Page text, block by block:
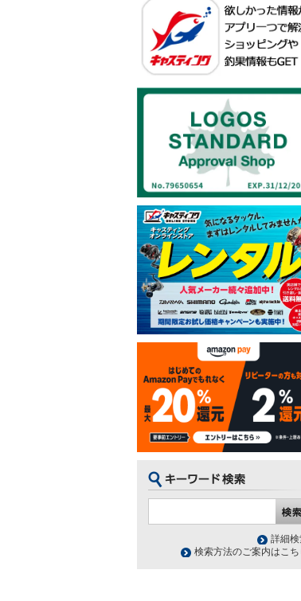
詳細
検索方法のご案内はこち